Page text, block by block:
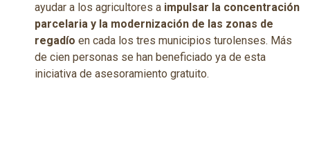
ayudar a los agricultores a impulsar la concentración
parcelaria y la modernización de las zonas de
regadío en cada los tres municipios turolenses. Más
de cien personas se han beneficiado ya de esta
iniciativa de asesoramiento gratuito.